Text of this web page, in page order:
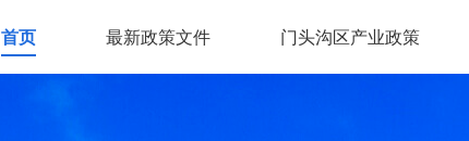
首页 最新政策文件 门头沟区产业政策